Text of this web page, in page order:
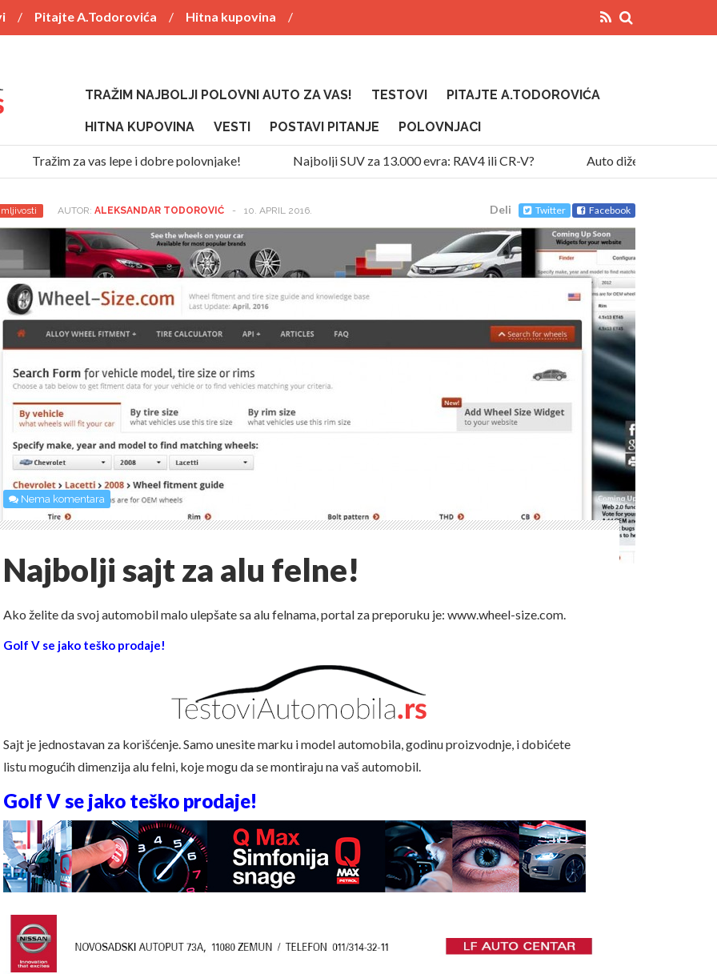
Pitajte A.Todorovića Hitna kupovina
TRAŽIM NAJBOLJI POLOVNI AUTO ZA VAS! TESTOVI PITAJTE A.TODOROVIĆA
HITNA KUPOVINA VESTI POSTAVI PITANJE POLOVNJACI
Tražim za vas lepe i dobre polovnjake! Najbolji SUV za 13.000 evra: RAV4 ili CR-V? Auto diže temperaturu na
AUTOR: ALEKSANDAR TODOROVIĆ - 10. APRIL 2016. Deli Twitter Facebook
Nema komentara
Najbolji sajt za alu felne!
Ako želite da svoj automobil malo ulepšate sa alu felnama, portal za preporuku je: www.wheel-size.com.
Golf V se jako teško prodaje!
Sajt je jednostavan za korišćenje. Samo unesite marku i model automobila, godinu proizvodnje, i dobićete
listu mogućih dimenzija alu felni, koje mogu da se montiraju na vaš automobil.
Golf V se jako teško prodaje!